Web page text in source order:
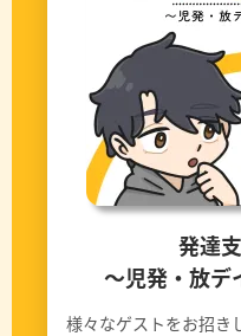
発達
〜児発・放デ
様々なゲストをお招き